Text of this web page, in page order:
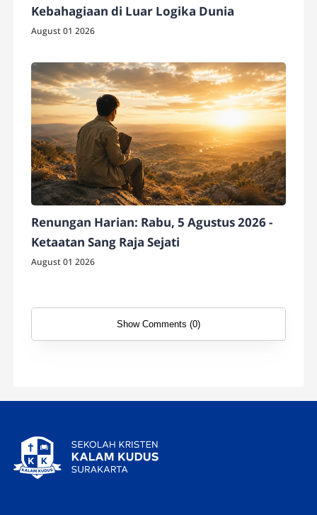
Kebahagiaan di Luar Logika Dunia
August 01 2026
Renungan Harian: Rabu, 5 Agustus 2026 -
Ketaatan Sang Raja Sejati
August 01 2026
Show Comments (0)